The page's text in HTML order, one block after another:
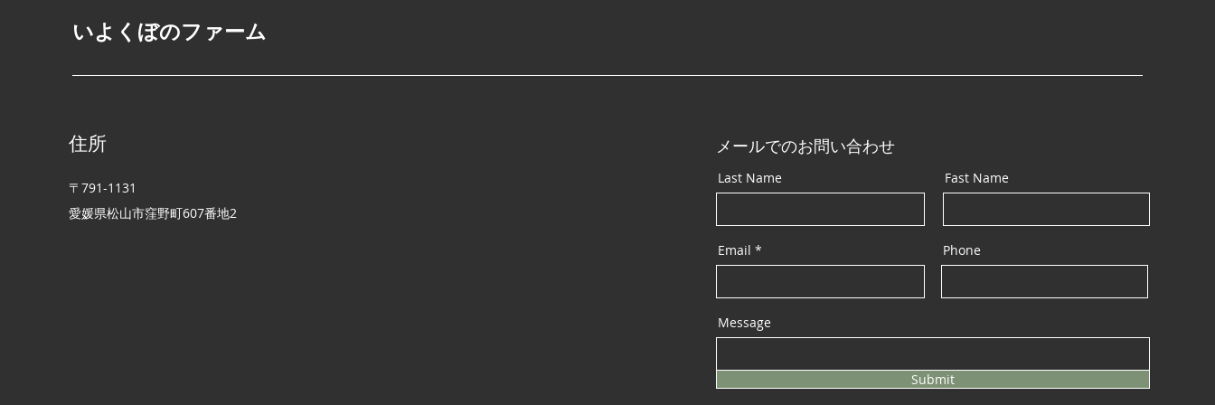
所＆出展イメージをご紹介！
​いよくぼのファーム
住所
〒791-1131
愛媛県松山市窪野町​607番地2
メールでのお問い合わせ
Last Name Fast Name
Email Phone
Message
Submit